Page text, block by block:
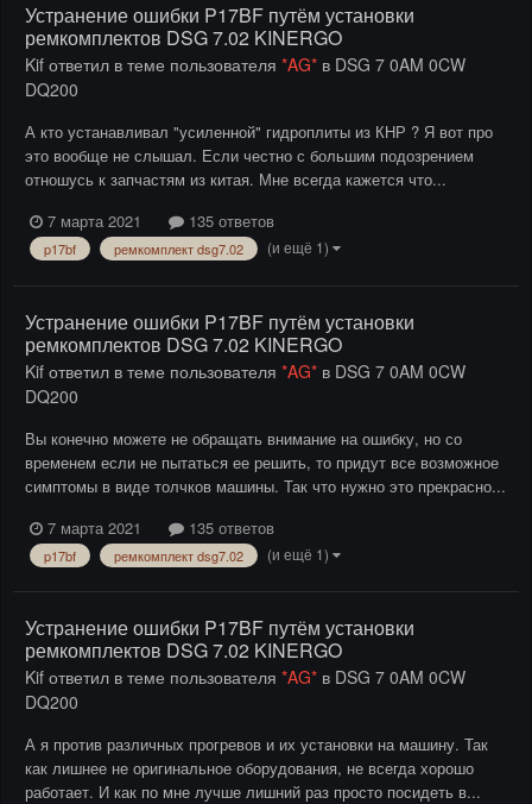
Устранение ошибки P17BF путём установки
ремкомплектов DSG 7.02 KINERGO
Kif ответил в теме пользователя *AG* в DSG 7 0AM 0CW
DQ200
А кто устанавливал "усиленной" гидроплиты из КНР ? Я вот про
это вообще не слышал. Если честно с большим подозрением
отношусь к запчастям из китая. Мне всегда кажется что...
7 марта 2021
135 ответов
p17bf ремкомплект dsg7.02 (и ещё 1)
Устранение ошибки P17BF путём установки
ремкомплектов DSG 7.02 KINERGO
Kif ответил в теме пользователя *AG* в DSG 7 0AM 0CW
DQ200
Вы конечно можете не обращать внимание на ошибку, но со
временем если не пытаться ее решить, то придут все возможное
симптомы в виде толчков машины. Так что нужно это прекрасно...
7 марта 2021
135 ответов
p17bf ремкомплект dsg7.02 (и ещё 1)
Устранение ошибки P17BF путём установки
ремкомплектов DSG 7.02 KINERGO
Kif ответил в теме пользователя *AG* в DSG 7 0AM 0CW
DQ200
А я против различных прогревов и их установки на машину. Так
как лишнее не оригинальное оборудования, не всегда хорошо
работает. И как по мне лучше лишний раз просто посидеть в...